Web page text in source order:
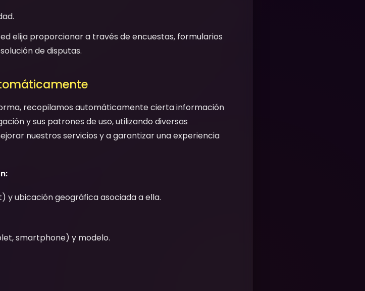
elija proporcionar a través de encuestas, formularios
de disputas.
recopilamos automáticamente cierta información
y sus patrones de uso, utilizando diversas
nuestros servicios y a garantizar una experiencia
y ubicación geográfica asociada a ella.
smartphone) y modelo.